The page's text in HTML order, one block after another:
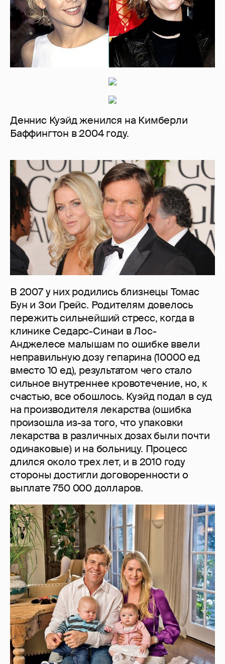
Деннис Куэйд женился на Кимберли
Баффингтон в 2004 году.
В 2007 у них родились близнецы Томас
Бун и Зои Грейс. Родителям довелось
пережить сильнейший стресс, когда в
клинике Седарс-Синаи в Лос-
Анджелесе малышам по ошибке ввели
неправильную дозу гепарина (10000 ед
вместо 10 ед), результатом чего стало
сильное внутреннее кровотечение, но, к
счастью, все обошлось. Куэйд подал в суд
на производителя лекарства (ошибка
произошла из-за того, что упаковки
лекарства в различных дозах были почти
одинаковые) и на больницу. Процесс
длился около трех лет, и в 2010 году
стороны достигли договоренности о
выплате 750 000 долларов.